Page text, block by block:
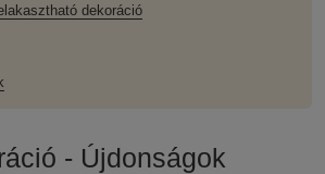
dekoráció
- Újdonságok